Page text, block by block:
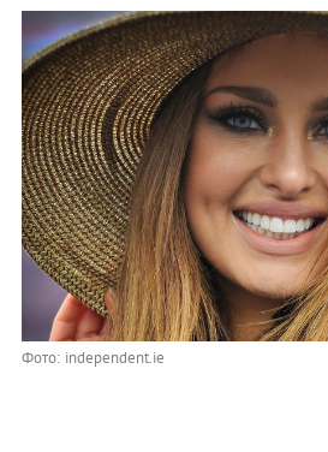
Фото: independent.ie